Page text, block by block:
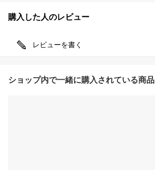
購入した人のレビュー
レビューを書く
ショップ内で一緒に購入されている商品